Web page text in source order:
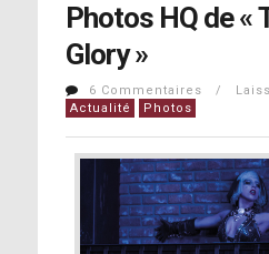
Photos HQ de «
Glory »
6 Commentaires /
Actualité
Photos